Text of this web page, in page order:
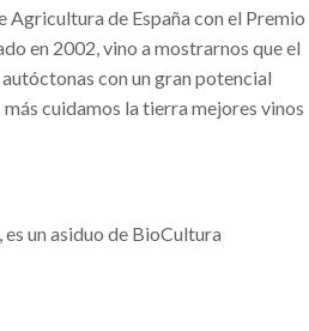
Agricultura de España con el Premio
en 2002, vino a mostrarnos que el
con un gran potencial
cuidamos la tierra mejores vinos
un asiduo de BioCultura